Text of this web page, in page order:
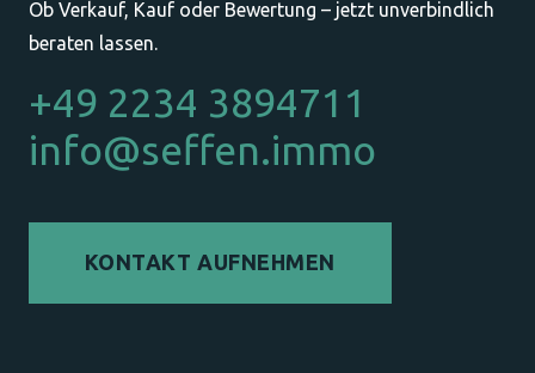
Ob Verkauf, Kauf oder Bewertung – jetzt unverbindlich
beraten lassen.
+49 2234 3894711
info@seffen.immo
KONTAKT AUFNEHMEN